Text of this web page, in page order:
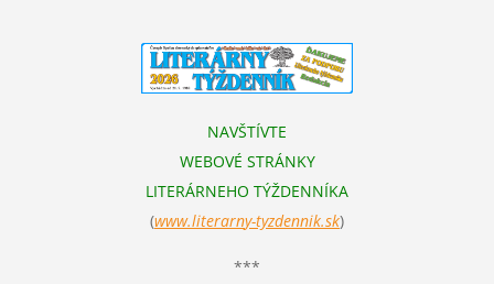
NAVŠTÍVTE
WEBOVÉ STRÁNKY
LITERÁRNEHO TÝŽDENNÍKA
(www.literarny-tyzdennik.sk)
***